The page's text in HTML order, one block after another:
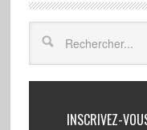
INSCRIVEZ-